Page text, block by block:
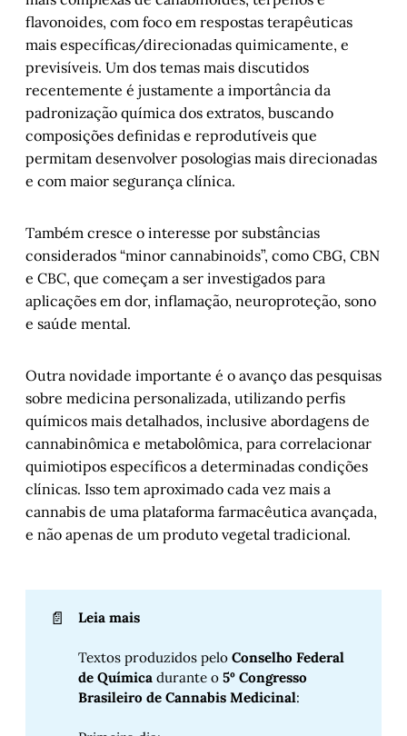
flavonoides, com foco em respostas terapêuticas
mais específicas/direcionadas quimicamente, e
previsíveis. Um dos temas mais discutidos
recentemente é justamente a importância da
padronização química dos extratos, buscando
composições definidas e reprodutíveis que
permitam desenvolver posologias mais direcionadas
e com maior segurança clínica.
Também cresce o interesse por substâncias
considerados “minor cannabinoids”, como CBG, CBN
e CBC, que começam a ser investigados para
aplicações em dor, inflamação, neuroproteção, sono
e saúde mental.
Outra novidade importante é o avanço das pesquisas
sobre medicina personalizada, utilizando perfis
químicos mais detalhados, inclusive abordagens de
cannabinômica e metabolômica, para correlacionar
quimiotipos específicos a determinadas condições
clínicas. Isso tem aproximado cada vez mais a
cannabis de uma plataforma farmacêutica avançada,
e não apenas de um produto vegetal tradicional.
📄 Leia mais
Textos produzidos peloConselho Federal
de Química durante o5º Congresso
Brasileiro de Cannabis Medicinal: